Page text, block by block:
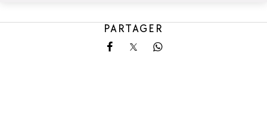
PARTAGER
Partager sur Facebook
Partager sur X
Partager sur